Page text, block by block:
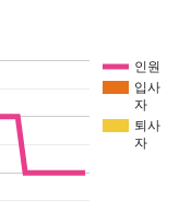
인원
입사
자
퇴사
자